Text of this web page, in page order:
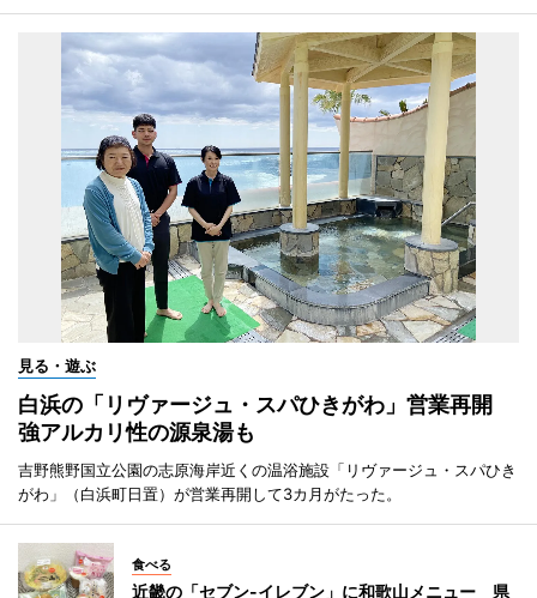
見る・遊ぶ
白浜の「リヴァージュ・スパひきがわ」営業再開
強アルカリ性の源泉湯も
吉野熊野国立公園の志原海岸近くの温浴施設「リヴァージュ・スパひき
がわ」（白浜町日置）が営業再開して3カ月がたった。
食べる
近畿の「セブン-イレブン」に和歌山メニュー 県